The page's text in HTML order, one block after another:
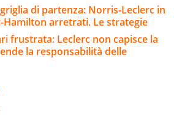
di partenza: Norris-Leclerc in
arretrati. Le strategie
frustrata: Leclerc non capisce la
la responsabilità delle